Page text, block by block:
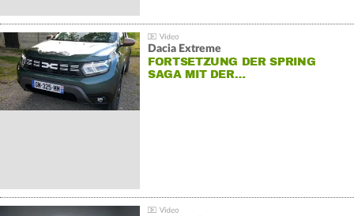
Dacia Extreme
FORTSETZUNG DER SPRING
SAGA MIT DER…